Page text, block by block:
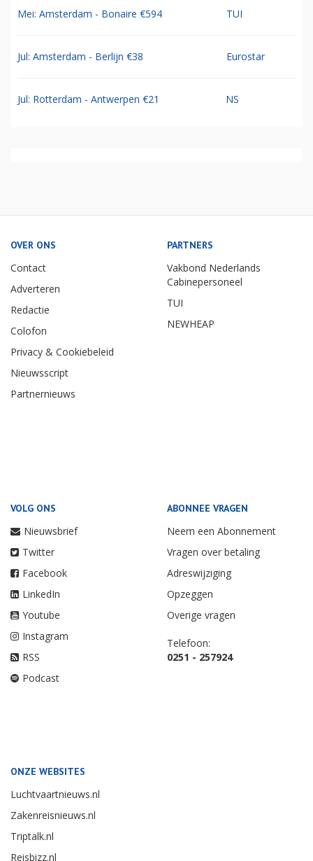
Mei: Amsterdam - Bonaire €594 TUI
Jul: Amsterdam - Berlijn €38 Eurostar
Jul: Rotterdam - Antwerpen €21 NS
OVER ONS
Contact
Adverteren
Redactie
Colofon
Privacy & Cookiebeleid
Nieuwsscript
Partnernieuws
PARTNERS
Vakbond Nederlands
Cabinepersoneel
TUI
NEWHEAP
VOLG ONS
Nieuwsbrief
Twitter
Facebook
LinkedIn
Youtube
Instagram
RSS
Podcast
ABONNEE VRAGEN
Neem een Abonnement
Vragen over betaling
Adreswijziging
Opzeggen
Overige vragen
Telefoon:
0251 - 257924
ONZE WEBSITES
Luchtvaartnieuws.nl
Zakenreisnieuws.nl
Triptalk.nl
Reisbizz.nl